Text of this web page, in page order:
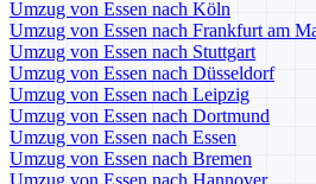
Umzug von Essen nach Köln
Umzug von Essen nach Frankfurt am
Umzug von Essen nach Stuttgart
Umzug von Essen nach Düsseldorf
Umzug von Essen nach Leipzig
Umzug von Essen nach Dortmund
Umzug von Essen nach Essen
Umzug von Essen nach Bremen